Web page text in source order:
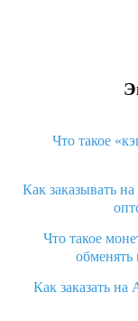
Что такое
Как заказывать
Что такое
обменять
Как заказать на